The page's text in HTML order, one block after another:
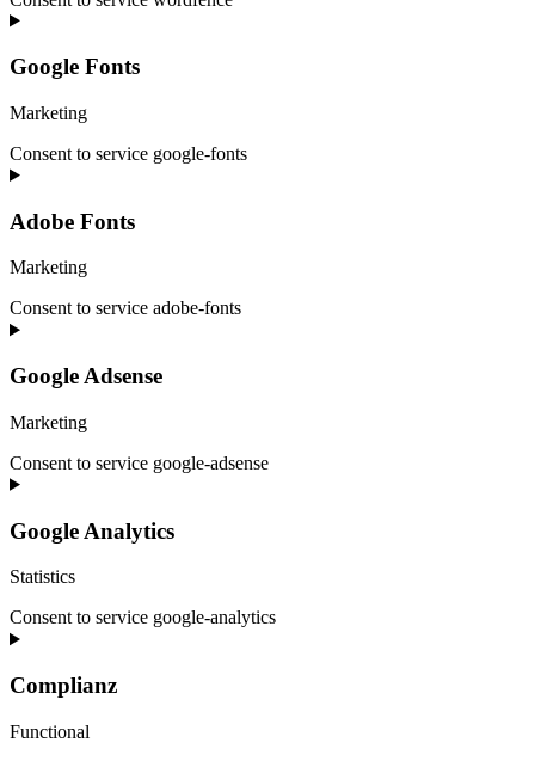
Google Fonts
Marketing
Consent to service google-fonts
Adobe Fonts
Marketing
Consent to service adobe-fonts
Google Adsense
Marketing
Consent to service google-adsense
Google Analytics
Statistics
Consent to service google-analytics
Complianz
Functional